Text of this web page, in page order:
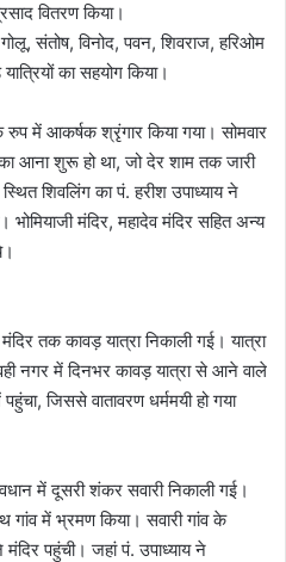
वितरण किया।
संतोष, विनोद, पवन, शिवराज, हरिओम
का सहयोग किया।
में आकर्षक श्रृंगार किया गया। सोमवार
आना शुरू हो था, जो देर शाम तक जारी
शिवलिंग का पं. हरीश उपाध्याय ने
मंदिर, महादेव मंदिर सहित अन्य
तक कावड़ यात्रा निकाली गई। यात्रा
नगर में दिनभर कावड़ यात्रा से आने वाले
जिससे वातावरण धर्ममयी हो गया
में दूसरी शंकर सवारी निकाली गई।
गांव में भ्रमण किया। सवारी गांव के
पहुंची। जहां पं. उपाध्याय ने